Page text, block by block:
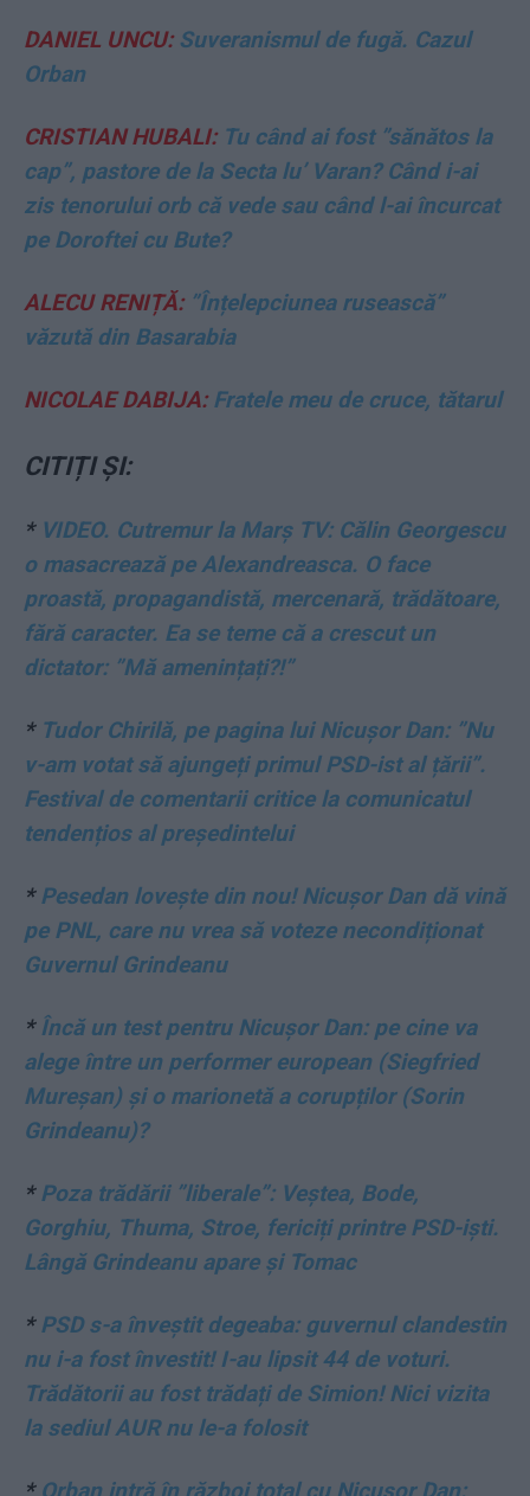
DANIEL UNCU:Suveranismul de fugă. Cazul
Orban
CRISTIAN HUBALI:Tu când ai fost ”sănătos la
cap”, pastore de la Secta lu’ Varan? Când i-ai
zis tenorului orb că vede sau când l-ai încurcat
pe Doroftei cu Bute?
ALECU RENIȚĂ:”Înțelepciunea rusească”
văzută din Basarabia
NICOLAE DABIJA:Fratele meu de cruce, tătarul
CITIȚI ȘI:
* VIDEO. Cutremur la Marș TV: Călin Georgescu
o masacrează pe Alexandreasca. O face
proastă, propagandistă, mercenară, trădătoare,
fără caracter. Ea se teme că a crescut un
dictator: ”Mă amenințați?!”
* Tudor Chirilă, pe pagina lui Nicușor Dan: ”Nu
v-am votat să ajungeți primul PSD-ist al țării”.
Festival de comentarii critice la comunicatul
tendențios al președintelui
* Pesedan lovește din nou! Nicușor Dan dă vină
pe PNL, care nu vrea să voteze necondiționat
Guvernul Grindeanu
* Încă un test pentru Nicușor Dan: pe cine va
alege între un performer european (Siegfried
Mureșan) și o marionetă a corupților (Sorin
Grindeanu)?
* Poza trădării ”liberale”: Veștea, Bode,
Gorghiu, Thuma, Stroe, fericiți printre PSD-iști.
Lângă Grindeanu apare și Tomac
* PSD s-a înveștit degeaba: guvernul clandestin
nu i-a fost învestit! I-au lipsit 44 de voturi.
Trădătorii au fost trădați de Simion! Nici vizita
la sediul AUR nu le-a folosit
* Orban intră în război total cu Nicușor Dan: